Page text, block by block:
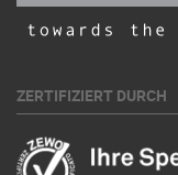
ZERTIFIZIERT DURCH